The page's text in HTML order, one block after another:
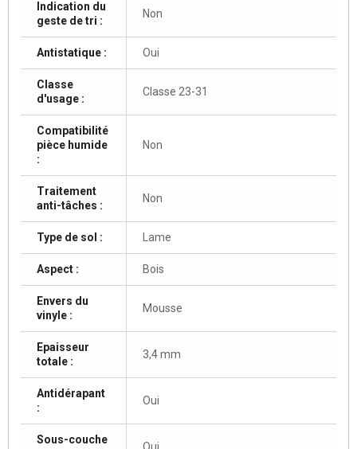
Indication du
geste de tri :
Non
Antistatique : Oui
Classe
d'usage :
Classe 23-31
Compatibilité
pièce humide
:
Non
Traitement
anti-tâches :
Non
Type de sol : Lame
Aspect : Bois
Envers du
vinyle :
Mousse
Epaisseur
totale :
3,4 mm
Antidérapant
:
Oui
Sous-couche
Oui